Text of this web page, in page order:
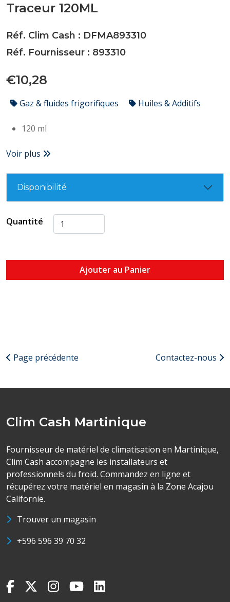
Traceur 120ML
Réf. Clim Cash : DFMA893310
Réf. Fournisseur : 893310
€10,28
Gaz & fluides frigorifiques Huiles & Additifs
120 ml
Voir plus
Disponibilité
Quantité
Ajouter au Panier
Page précédente Contactez-nous
Clim Cash Martinique
Fournisseur de matériel de climatisation en Martinique,
Clim Cash accompagne les installateurs et
professionnels du froid. Commandez en ligne et
récupérez votre matériel en magasin à la Zone Acajou
Californie.
Trouver un magasin
+596 596 39 70 32